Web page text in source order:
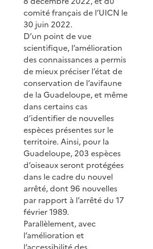
comité français de l’UICN le
30 juin 2022.
D’un point de vue
scientifique, l’amélioration
des connaissances a permis
de mieux préciser l’état de
conservation de l’avifaune
de la Guadeloupe, et même
dans certains cas
d’identifier de nouvelles
espèces présentes sur le
territoire. Ainsi, pour la
Guadeloupe, 203 espèces
d’oiseaux seront protégées
dans le cadre du nouvel
arrêté, dont 96 nouvelles
par rapport à l’arrêté du 17
février 1989.
Parallèlement, avec
l’amélioration et